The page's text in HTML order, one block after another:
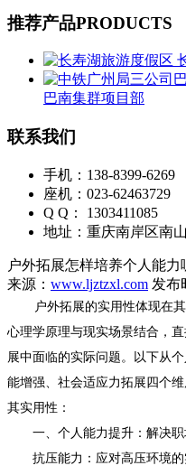
推荐产品PRODUCTS
巴南集群项目部
联系我们
手机：138-8399-6269
座机：023-62463729
Q Q： 1303411085
地址：重庆南岸区南
户外拓展怎样培养个人能力
来源： www.ljztzxl.com 发布
户外拓展的实用性体现在
心理学原理与现实场景结合，
展中面临的实际问题。以下从
能增强、社会适应力拓展四个
其实用性：
一、个人能力提升：解决职
抗压能力：应对高压环境的